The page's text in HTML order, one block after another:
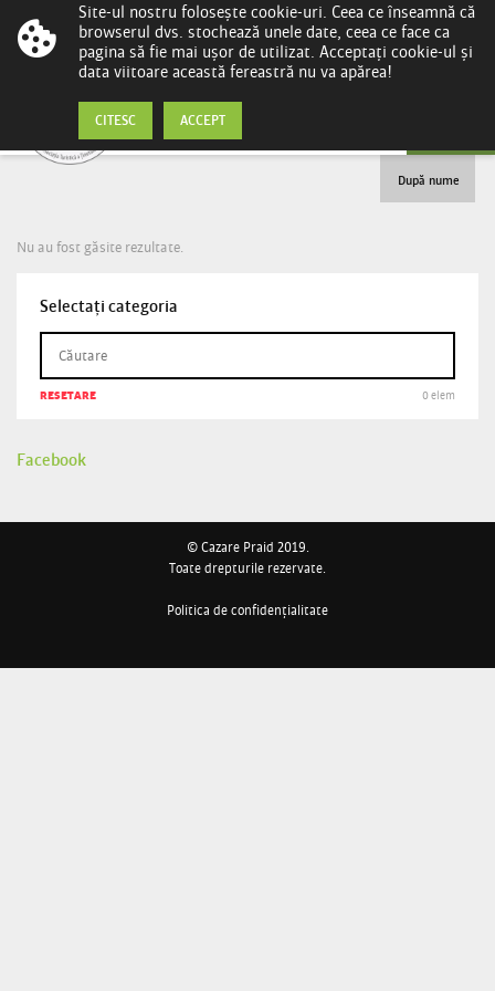
După nume
Nu au fost găsite rezultate.
Selectați categoria
RESETARE 0 elem
Facebook
© Cazare Praid 2019.
Toate drepturile rezervate.
Politica de confidențialitate
Site-ul nostru folosește cookie-uri. Ceea ce înseamnă că
browserul dvs. stochează unele date, ceea ce face ca
pagina să fie mai ușor de utilizat. Acceptați cookie-ul și
data viitoare această fereastră nu va apărea!
CITESC ACCEPT